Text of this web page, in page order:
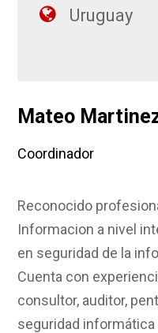
Uruguay
Mateo
Coordinador
Reconocido
Informacion a nivel
en seguridad de la
Cuenta con
consultor, auditor,
seguridad